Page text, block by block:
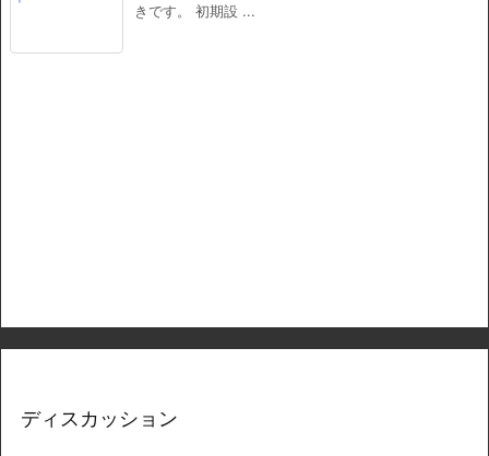
きです。 初期設 ...
ディスカッション